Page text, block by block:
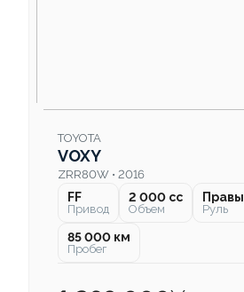
TOYOTA
VOXY
ZRR80W • 2016
FF
Привод
2 000 cc
Объем Руль
85 000 км
Пробег